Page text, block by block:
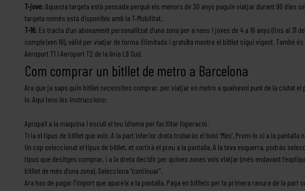
T-jove: Aquesta targeta està pensada perquè els menors de 30 anys puguin viatjar durant 90 dies
targeta només està disponible amb la T-Mobilitat.
T-16: Es tracta d’un abonament personalitzat d’una zona per a nens i joves de 4 a 16 anys (fins al 31
compleixen 16), vàlid per viatjar de forma il·limitada i gratuïta mentre el bitllet sigui vigent. També
Aeroport T1 i Aeroport T2 de la línia L9 Sud.
Com comprar un bitllet de metro a Barcelona
Ara que ja saps quin bitllet necessites comprar, per viatjar en metro a qualsevol punt de la ciutat
lo. Aquí tens les instruccions:
Apropa’t a la màquina i escull el teu idioma per facilitar l’operació.
Tria el tipus de bitllet que vols. A la part inferior dreta trobaràs el botó ‘Més’. Prem-lo si a la pantalla
Un cop seleccionat el tipus de bitllet, et sortirà el preu a la pantalla. A la teva esquerra, podràs
tipus que desitges comprar, i a la dreta decidir per quines zones vols viatjar (més endavant
bitllet de més d’una zona). Selecciona “continuar”.
Ara has de pagar l’import que apareix a la pantalla. Paga en bitllets per la primera ranura de la part